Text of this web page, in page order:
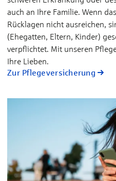
auch an Ihre Familie. Wenn
Rücklagen nicht ausreichen,
(Ehegatten, Eltern, Kinder)
verpflichtet. Mit unseren
Ihre Lieben.
Zur Pflegeversicherung